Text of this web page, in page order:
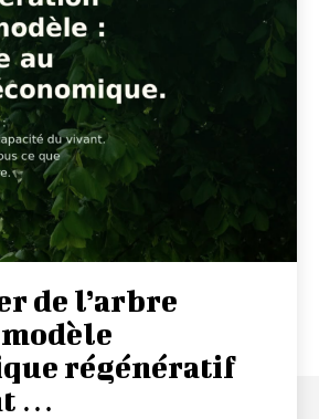
de l’arbre
régénératif
…